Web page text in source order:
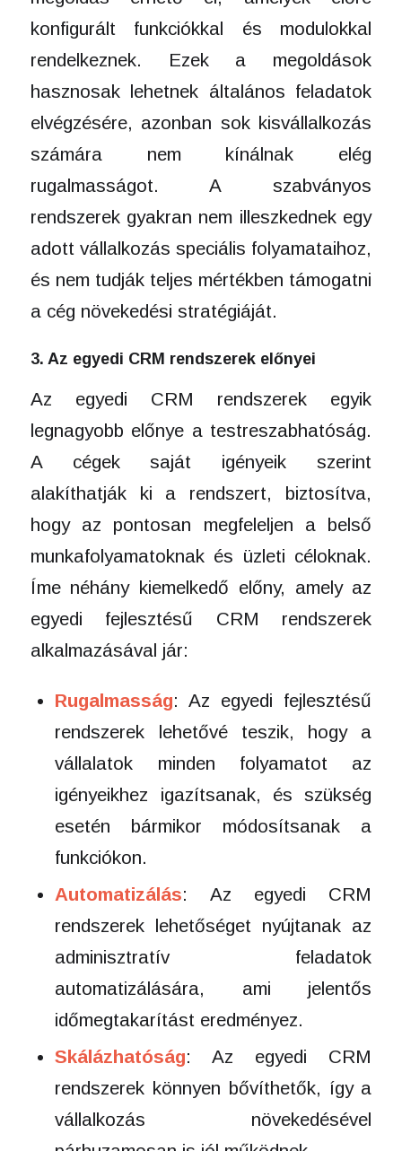
konfigurált funkciókkal és modulokkal
rendelkeznek. Ezek a megoldások
hasznosak lehetnek általános feladatok
elvégzésére, azonban sok kisvállalkozás
számára nem kínálnak elég
rugalmasságot. A szabványos
rendszerek gyakran nem illeszkednek egy
adott vállalkozás speciális folyamataihoz,
és nem tudják teljes mértékben támogatni
a cég növekedési stratégiáját.
3. Az egyedi CRM rendszerek előnyei
Az egyedi CRM rendszerek egyik
legnagyobb előnye a testreszabhatóság.
A cégek saját igényeik szerint
alakíthatják ki a rendszert, biztosítva,
hogy az pontosan megfeleljen a belső
munkafolyamatoknak és üzleti céloknak.
Íme néhány kiemelkedő előny, amely az
egyedi fejlesztésű CRM rendszerek
alkalmazásával jár:
Rugalmasság: Az egyedi fejlesztésű
rendszerek lehetővé teszik, hogy a
vállalatok minden folyamatot az
igényeikhez igazítsanak, és szükség
esetén bármikor módosítsanak a
funkciókon.
Automatizálás: Az egyedi CRM
rendszerek lehetőséget nyújtanak az
adminisztratív feladatok
automatizálására, ami jelentős
időmegtakarítást eredményez.
Skálázhatóság: Az egyedi CRM
rendszerek könnyen bővíthetők, így a
vállalkozás növekedésével